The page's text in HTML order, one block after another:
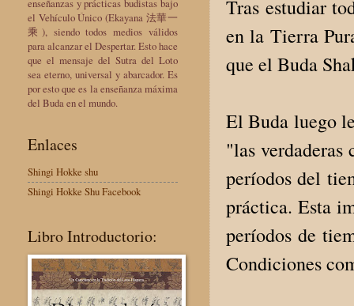
Tras estudiar
en la Tierra
que el Buda
El Buda luego
"las verdaderas
períodos del
práctica. Esta
períodos de
Condiciones
enseñanzas y prácticas budistas bajo
el Vehículo Único (Ekayana 法華一
乘), siendo todos medios válidos
para alcanzar el Despertar. Esto hace
que el mensaje del Sutra del Loto
sea eterno, universal y abarcador. Es
por esto que es la enseñanza máxima
del Buda en el mundo.
Enlaces
Shingi Hokke shu
Shingi Hokke Shu Facebook
Libro Introductorio: